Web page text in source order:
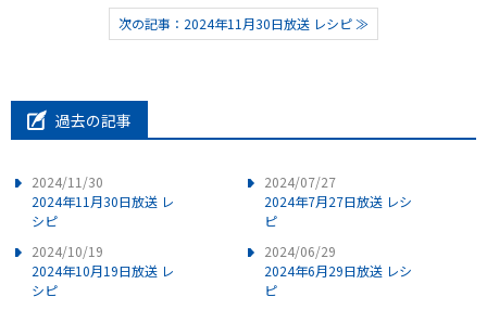
次の記事：2024年11月30日放送 レシピ ≫
過去の記事
2024/11/30
2024年11月30日放送 レ
シピ
2024/10/19
2024年10月19日放送 レ
シピ
2024/07/27
2024年7月27日放送 レシ
ピ
2024/06/29
2024年6月29日放送 レシ
ピ